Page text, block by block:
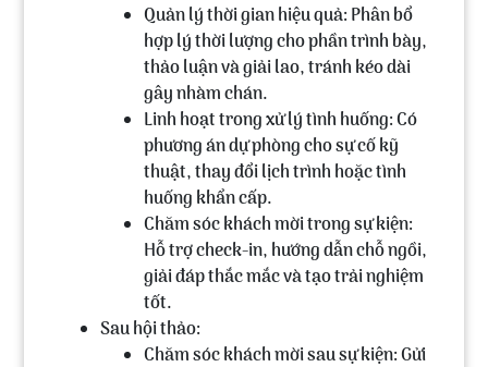
Quản lý thời gian hiệu quả:Phân bổ
hợp lý thời lượng cho phần trình bày,
thảo luận và giải lao, tránh kéo dài
gây nhàm chán.
Linh hoạt trong xử lý tình huống:Có
phương án dự phòng cho sự cố kỹ
thuật, thay đổi lịch trình hoặc tình
huống khẩn cấp.
Chăm sóc khách mời trong sự kiện:
Hỗ trợ check-in, hướng dẫn chỗ ngồi,
giải đáp thắc mắc và tạo trải nghiệm
tốt.
Sau hội thảo:
Chăm sóc khách mời sau sự kiện:Gửi